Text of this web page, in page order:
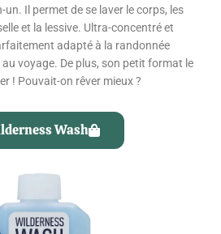
Il permet de se laver le corps, les
et la lessive. Ultra-concentré et
adapté à la randonnée
voyage. De plus, son petit format le
! Pouvait-on rêver mieux ?
Wash